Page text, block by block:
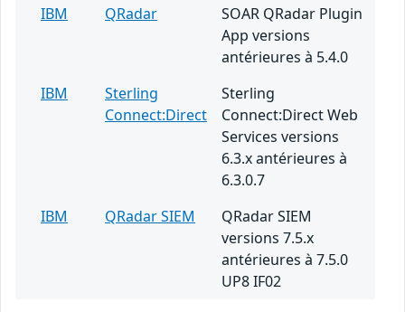
IBM
QRadar
SOAR QRadar Plugin
App versions
antérieures à 5.4.0
IBM
Sterling
Connect:Direct
Sterling
Connect:Direct Web
Services versions
6.3.x antérieures à
6.3.0.7
IBM
QRadar SIEM
QRadar SIEM
versions 7.5.x
antérieures à 7.5.0
UP8 IF02